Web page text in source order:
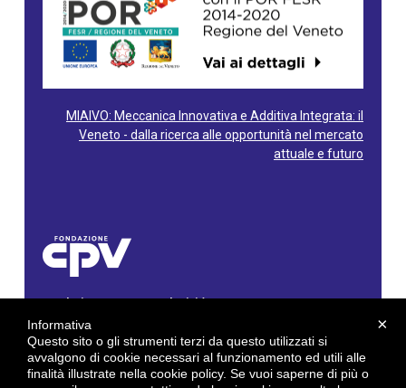
MIAIVO: Meccanica Innovativa e Additiva Integrata: il
Veneto - dalla ricerca alle opportunità nel mercato
attuale e futuro
Via Gioacchino Rossini, 60 - 36100 Vicenza - Italy
Tel. 0444/960500 - Fax 0444/1932220
C.F. e P. IVA: 02429800242
E-mail:info@cpv.org
×
Informativa
Questo sito o gli strumenti terzi da questo utilizzati si
avvalgono di cookie necessari al funzionamento ed utili alle
finalità illustrate nella cookie policy. Se vuoi saperne di più o